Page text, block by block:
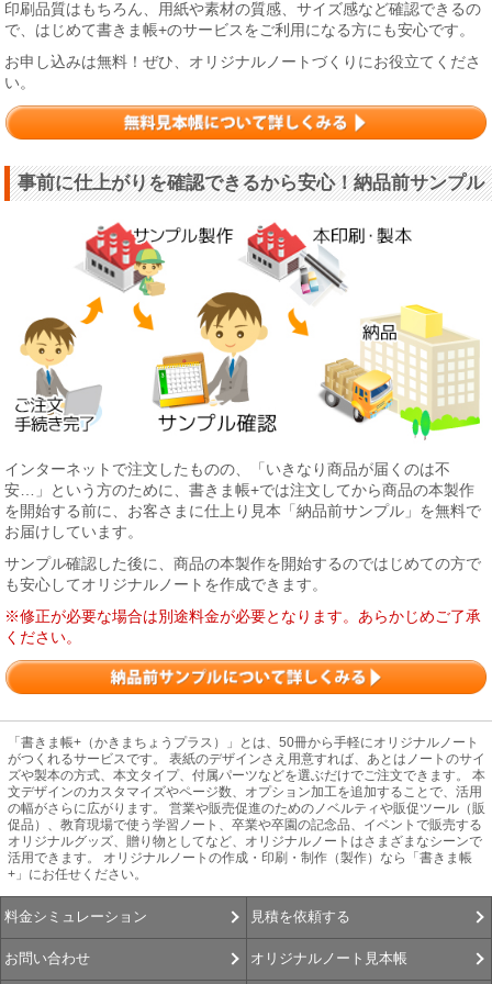
印刷品質はもちろん、用紙や素材の質感、サイズ感など確認できるの
で、はじめて書きま帳+のサービスをご利用になる方にも安心です。
お申し込みは無料！ぜひ、オリジナルノートづくりにお役立てくださ
い。
事前に仕上がりを確認できるから安心！納品前サンプル
インターネットで注文したものの、「いきなり商品が届くのは不
安…」という方のために、書きま帳+では注文してから商品の本製作
を開始する前に、お客さまに仕上り見本「納品前サンプル」を無料で
お届けしています。
サンプル確認した後に、商品の本製作を開始するのではじめての方で
も安心してオリジナルノートを作成できます。
※修正が必要な場合は別途料金が必要となります。あらかじめご了承
ください。
「書きま帳+（かきまちょうプラス）」とは、50冊から手軽にオリジナルノート
がつくれるサービスです。 表紙のデザインさえ用意すれば、あとはノートのサイ
ズや製本の方式、本文タイプ、付属パーツなどを選ぶだけでご注文できます。 本
文デザインのカスタマイズやページ数、オプション加工を追加することで、活用
の幅がさらに広がります。 営業や販売促進のためのノベルティや販促ツール（販
促品）、教育現場で使う学習ノート、卒業や卒園の記念品、イベントで販売する
オリジナルグッズ、贈り物としてなど、オリジナルノートはさまざまなシーンで
活用できます。 オリジナルノートの作成・印刷・制作（製作）なら「書きま帳
+」にお任せください。
料金シミュレーション 見積を依頼する
お問い合わせ オリジナルノート見本帳